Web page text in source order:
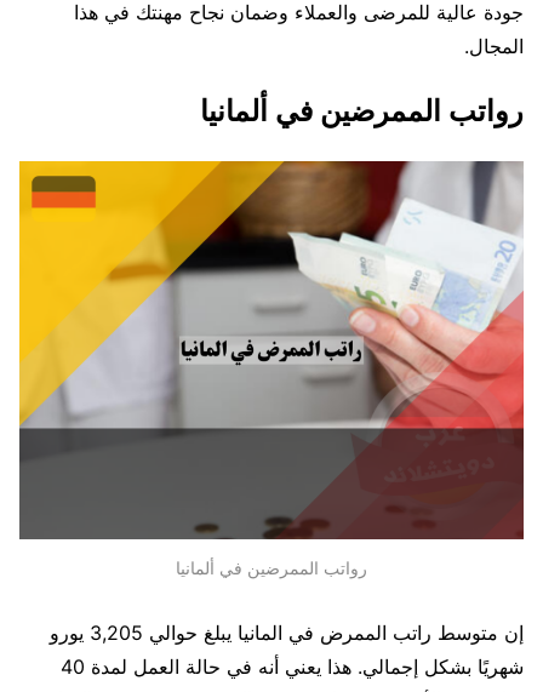
جودة عالية للمرضى والعملاء وضمان نجاح مهنتك في هذا
المجال.
رواتب الممرضين في ألمانيا
رواتب الممرضين في ألمانيا
إن متوسط راتب الممرض في المانيا يبلغ حوالي 3,205 يورو
شهريًا بشكل إجمالي. هذا يعني أنه في حالة العمل لمدة 40